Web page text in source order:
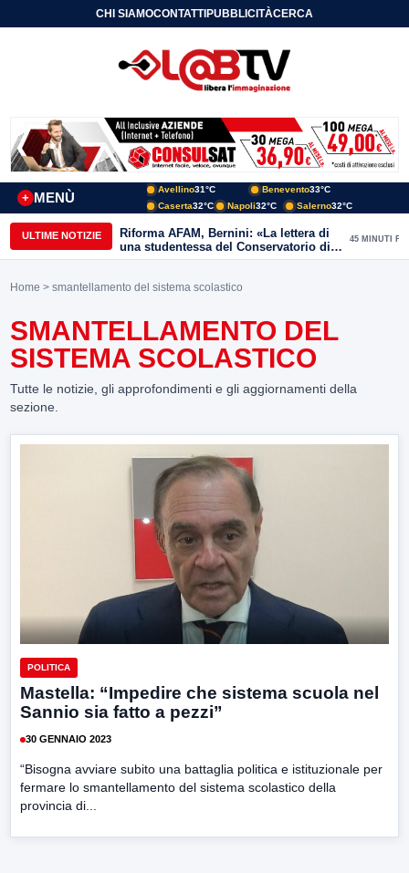
CHI SIAMOCONTATTIPUBBLICITÀCERCA
MENÙ
+
Avellino31°C Benevento33°C
Caserta32°C Napoli32°C Salerno32°C
ULTIME NOTIZIE
Riforma AFAM, Bernini: «La lettera di
una studentessa del Conservatorio di
Benevento racconta il valore di questa
45 MINUTI FA
Home > smantellamento del sistema scolastico
SMANTELLAMENTO DEL
SISTEMA SCOLASTICO
Tutte le notizie, gli approfondimenti e gli aggiornamenti della
sezione.
POLITICA
Mastella: “Impedire che sistema scuola nel
Sannio sia fatto a pezzi”
30 GENNAIO 2023
“Bisogna avviare subito una battaglia politica e istituzionale per
fermare lo smantellamento del sistema scolastico della
provincia di...